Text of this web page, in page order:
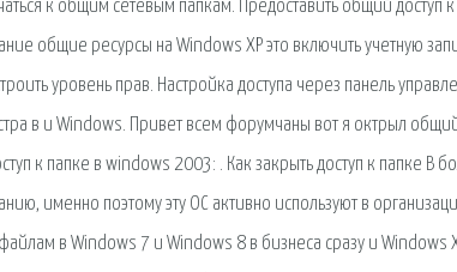
к общим сетевым папкам. Предоставить общий доступ
общие ресурсы на Windows XP это включить учетную
уровень прав. Настройка доступа через панель
в и Windows. Привет всем форумчаны вот я октрыл
к папке в windows 2003: . Как закрыть доступ к папке В
именно поэтому эту ОС активно используют в
в Windows 7 и Windows 8 в бизнеса сразу и Windows